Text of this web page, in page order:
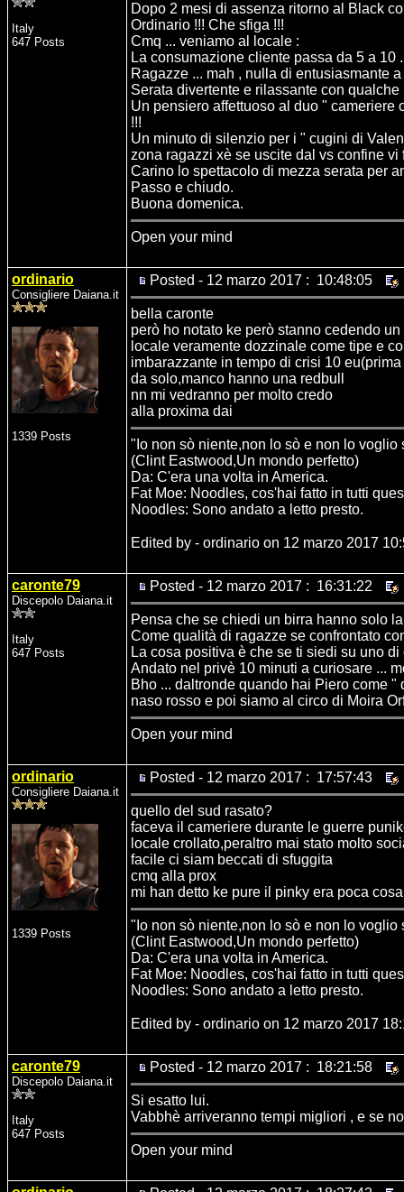
Italy
647 Posts
Dopo 2 mesi di assenza ritorno al Black
Ordinario !!! Che sfiga !!!
Cmq ... veniamo al locale :
La consumazione cliente passa da 5 a 10
Ragazze ... mah , nulla di entusiasmante
Serata divertente e rilassante con
Un pensiero affettuoso al duo " cameriere
!!!
Un minuto di silenzio per i " cugini di
zona ragazzi xè se uscite dal vs confine vi
Carino lo spettacolo di mezza serata per
Passo e chiudo.
Buona domenica.
Open your mind
ordinario
Consigliere Daiana.it
1339 Posts
Posted - 12 marzo 2017 : 10:48:05
bella caronte
però ho notato ke però stanno cedendo
locale veramente dozzinale come tipe e
imbarazzante in tempo di crisi 10
da solo,manco hanno una redbull
nn mi vedranno per molto credo
alla proxima dai
"Io non sò niente,non lo sò e non lo voglio
(Clint Eastwood,Un mondo perfetto)
Da: C'era una volta in America.
Fat Moe: Noodles, cos'hai fatto in tutti
Noodles: Sono andato a letto presto.
Edited by - ordinario on 12 marzo 2017
caronte79
Discepolo Daiana.it
Italy
647 Posts
Posted - 12 marzo 2017 : 16:31:22
Pensa che se chiedi un birra hanno solo
Come qualità di ragazze se confrontato
La cosa positiva è che se ti siedi su uno
Andato nel privè 10 minuti a curiosare ...
Bho ... daltronde quando hai Piero come
naso rosso e poi siamo al circo di Moira
Open your mind
ordinario
Consigliere Daiana.it
1339 Posts
Posted - 12 marzo 2017 : 17:57:43
quello del sud rasato?
faceva il cameriere durante le guerre
locale crollato,peraltro mai stato molto
facile ci siam beccati di sfuggita
cmq alla prox
mi han detto ke pure il pinky era poca
"Io non sò niente,non lo sò e non lo voglio
(Clint Eastwood,Un mondo perfetto)
Da: C'era una volta in America.
Fat Moe: Noodles, cos'hai fatto in tutti
Noodles: Sono andato a letto presto.
Edited by - ordinario on 12 marzo 2017
caronte79
Discepolo Daiana.it
Italy
647 Posts
Posted - 12 marzo 2017 : 18:21:58
Si esatto lui.
Vabbhè arriveranno tempi migliori , e se
Open your mind